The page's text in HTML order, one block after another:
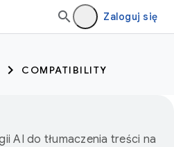
Zaloguj się
COMPATIBILITY
AI do tłumaczenia treści na